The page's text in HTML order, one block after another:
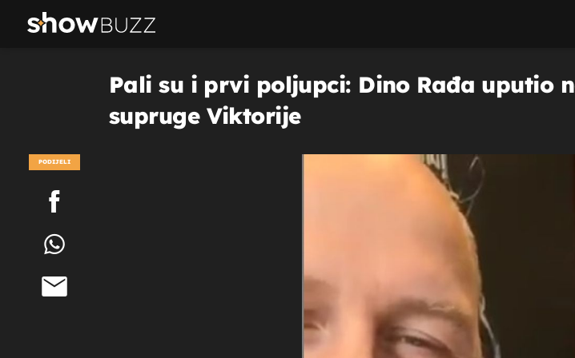
Pali su i prvi poljupci: Dino Rađa uputio
supruge Viktorije
PODIJELI